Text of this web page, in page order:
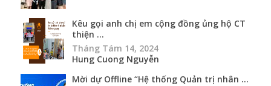
Kêu gọi anh chị em cộng đồng ủng hộ CT
thiện ...
Tháng Tám 14, 2024
Hung Cuong Nguyễn
Mời dự Offline “Hệ thống Quản trị nhân ...